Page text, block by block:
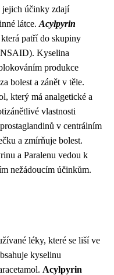
jejich účinky zdají
látce. Acylpyrin
patří do skupiny
Kyselina
produkce
bolest a zánět v těle.
který má analgetické a
vlastnosti
v centrálním
a zmírňuje bolest.
a Paralenu vedou k
nežádoucím účinkům.
léky, které se liší ve
kyselinu
Acylpyrin